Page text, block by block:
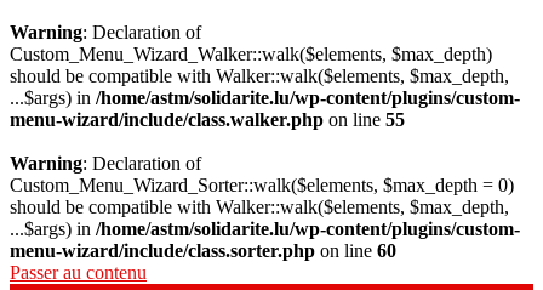
Warning: Declaration of
Custom_Menu_Wizard_Walker::walk($elements, $max_depth)
should be compatible with Walker::walk($elements, $max_depth,
...$args) in /home/astm/solidarite.lu/wp-content/plugins/custom-
menu-wizard/include/class.walker.php on line 55
Warning: Declaration of
Custom_Menu_Wizard_Sorter::walk($elements, $max_depth = 0)
should be compatible with Walker::walk($elements, $max_depth,
...$args) in /home/astm/solidarite.lu/wp-content/plugins/custom-
menu-wizard/include/class.sorter.php on line 60
Passer au contenu